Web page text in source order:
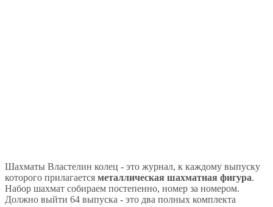
Шахматы Властелин колец - это журнал, к каждому выпуску
которого прилагается металлическая шахматная фигура.
Набор шахмат собираем постепенно, номер за номером.
Должно выйти 64 выпуска - это два полных комплекта